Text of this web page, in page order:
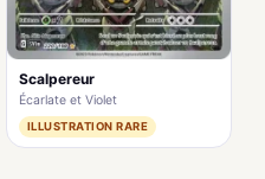
Scalpereur
Écarlate et Violet
ILLUSTRATION RARE